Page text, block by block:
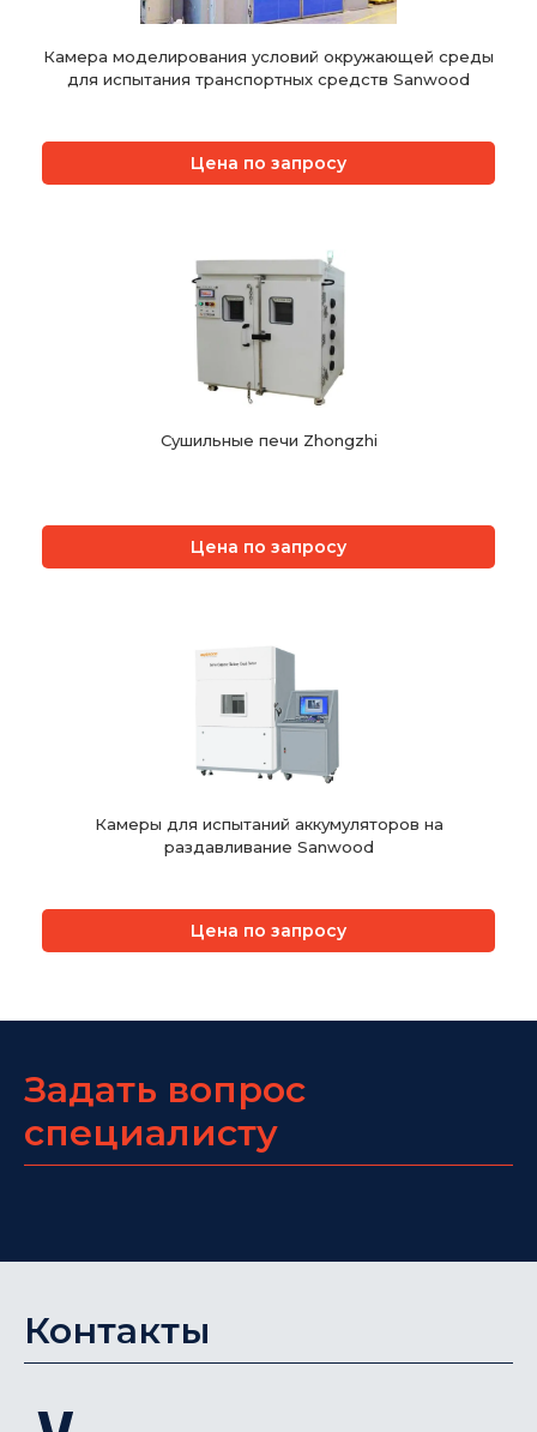
Камера моделирования условий окружающей среды
для испытания транспортных средств Sanwood
Цена по запросу
Сушильные печи Zhongzhi
Цена по запросу
Камеры для испытаний аккумуляторов на
раздавливание Sanwood
Цена по запросу
Задать вопрос
специалисту
Контакты